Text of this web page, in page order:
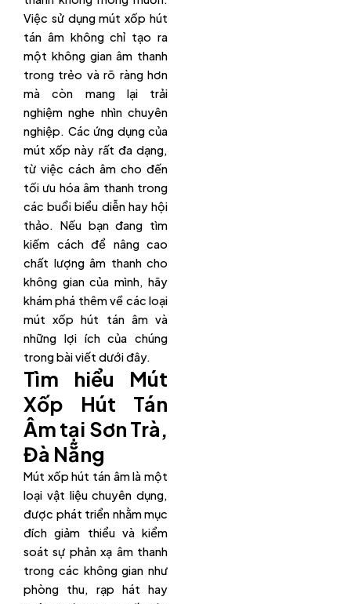
Việc sử dụng mút xốp hút
tán âm không chỉ tạo ra
một không gian âm thanh
trong trẻo và rõ ràng hơn
mà còn mang lại trải
nghiệm nghe nhìn chuyên
nghiệp. Các ứng dụng của
mút xốp này rất đa dạng,
từ việc cách âm cho đến
tối ưu hóa âm thanh trong
các buổi biểu diễn hay hội
thảo. Nếu bạn đang tìm
kiếm cách để nâng cao
chất lượng âm thanh cho
không gian của mình, hãy
khám phá thêm về các loại
mút xốp hút tán âm và
những lợi ích của chúng
trong bài viết dưới đây.
Tìm hiểu Mút
Xốp Hút Tán
Âm tại Sơn Trà,
Đà Nẵng
Mút xốp hút tán âm là một
loại vật liệu chuyên dụng,
được phát triển nhằm mục
đích giảm thiểu và kiểm
soát sự phản xạ âm thanh
trong các không gian như
phòng thu, rạp hát hay